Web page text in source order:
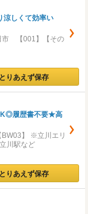
涼しくて効率い
市 【001】【その
とりあえず保存
履歴書不要★高
BW03】 ※立川エリ
川駅など
とりあえず保存